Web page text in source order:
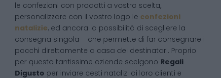
le confezioni con prodotti a vostra scelta,
personalizzare con il vostro logo le confezioni
natalizie, ed ancora la possibilità di scegliere la
consegna singola – che permette di far consegnare i
pacchi direttamente a casa dei destinatari. Proprio
per questo tantissime aziende scelgono Regali
Digusto per inviare cesti natalizi ai loro clienti e